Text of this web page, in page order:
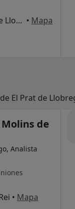
Avinguda Cornellà 82, Esplugues de Llobregat • Mapa
El Prat de
de
Analista
• Mapa